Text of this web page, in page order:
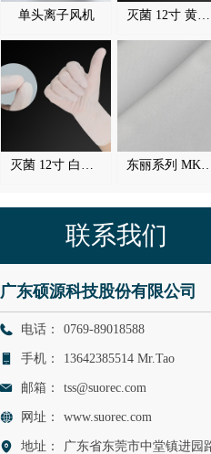
单头离子风机 灭菌 12寸 黄色乳胶手套
灭菌 12寸 白丁腈手套 东丽系列
联系我们
广东硕源科技股份有限公司
电话： 0769-89018588
手机： 13642385514 Mr.Tao
邮箱： tss@suorec.com
网址： www.suorec.com
地址：
广东省东莞市中堂镇进园